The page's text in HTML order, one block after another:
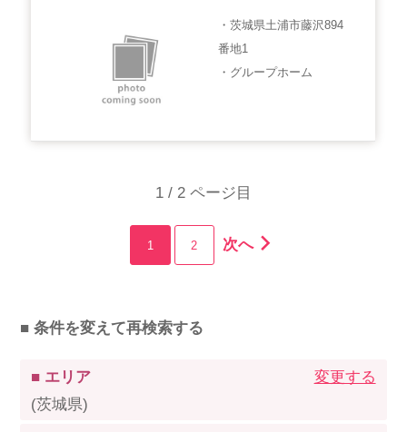
・茨城県土浦市藤沢894
番地1
・グループホーム
1 / 2 ページ目
1 2 次へ
■ 条件を変えて再検索する
■ エリア
(茨城県)
変更する